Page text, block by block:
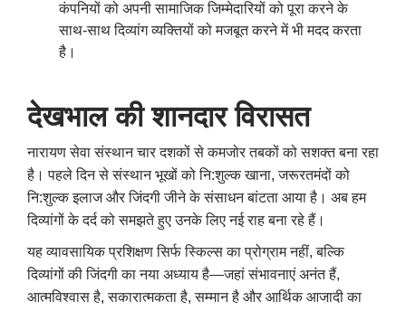
कंपनियों को अपनी सामाजिक जिम्मेदारियों को पूरा करने के
साथ-साथ दिव्यांग व्यक्तियों को मजबूत करने में भी मदद करता
है।
देखभाल की शानदार विरासत
नारायण सेवा संस्थान चार दशकों से कमजोर तबकों को सशक्त बना रहा
है। पहले दिन से संस्थान भूखों को नि:शुल्क खाना,जरूरतमंदों को
नि:शुल्क इलाज और जिंदगी जीने के संसाधन बांटता आया है। अब हम
दिव्यांगों के दर्द को समझते हुए उनके लिए नई राह बना रहे हैं।
यह व्यावसायिक प्रशिक्षण सिर्फ स्किल्स का प्रोग्राम नहीं,बल्कि
दिव्यांगों की जिंदगी का नया अध्याय है—जहां संभावनाएं अनंत हैं,
आत्मविश्वास है,सकारात्मकता है,सम्मान है और आर्थिक आजादी का